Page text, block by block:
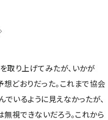
取り上げてみたが、いかが
想どおりだった。これまで協会
いるように見えなかったが、
視できないだろう。これから